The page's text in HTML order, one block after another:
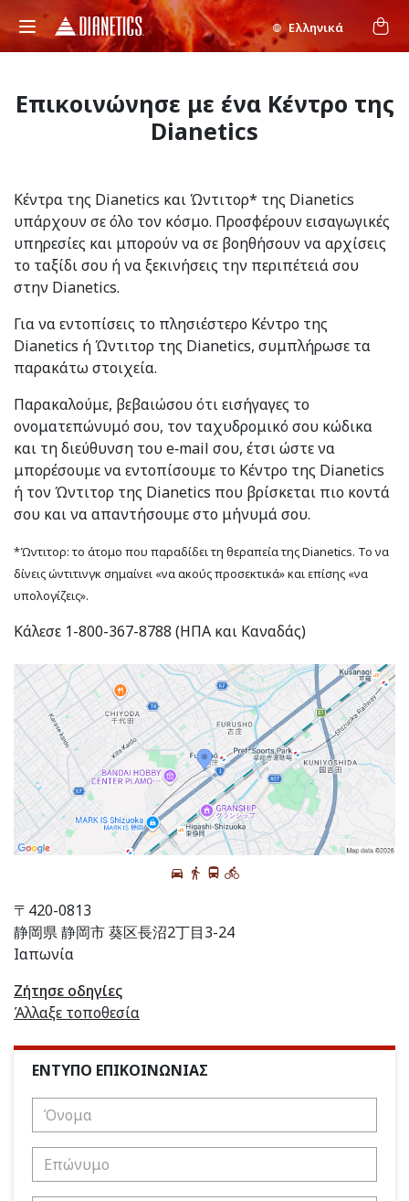
Ελληνικά
Επικοινώνησε με ένα Κέντρο της
Dianetics
Κέντρα της Dianetics και Ώντιτορ* της Dianetics
υπάρχουν σε όλο τον κόσμο. Προσφέρουν εισαγωγικές
υπηρεσίες και μπορούν να σε βοηθήσουν να αρχίσεις
το ταξίδι σου ή να ξεκινήσεις την περιπέτειά σου
στην Dianetics.
Για να εντοπίσεις το πλησιέστερο Κέντρο της
Dianetics ή Ώντιτορ της Dianetics, συμπλήρωσε τα
παρακάτω στοιχεία.
Παρακαλούμε, βεβαιώσου ότι εισήγαγες το
ονοματεπώνυμό σου, τον ταχυδρομικό σου κώδικα
και τη διεύθυνση του e‑mail σου, έτσι ώστε να
μπορέσουμε να εντοπίσουμε το Κέντρο της Dianetics
ή τον Ώντιτορ της Dianetics που βρίσκεται πιο κοντά
σου και να απαντήσουμε στο μήνυμά σου.
*Ώντιτορ: το άτομο που παραδίδει τη θεραπεία της Dianetics. Το να
δίνεις ώντιτινγκ σημαίνει «να ακούς προσεκτικά» και επίσης «να
υπολογίζεις».
Κάλεσε 1-800-367-8788 (ΗΠΑ και Καναδάς)
〒420-0813
静岡県 静岡市 葵区長沼2丁目3-24
Ιαπωνία
Ζήτησε οδηγίες
Άλλαξε τοποθεσία
ΕΝΤΥΠΟ ΕΠΙΚΟΙΝΩΝΙΑΣ